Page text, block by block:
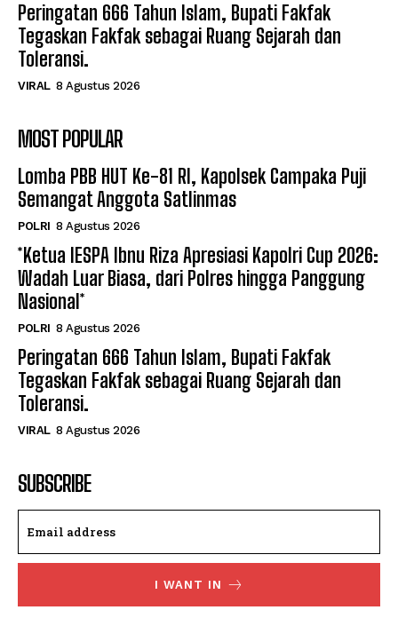
Peringatan 666 Tahun Islam, Bupati Fakfak
Tegaskan Fakfak sebagai Ruang Sejarah dan
Toleransi.
VIRAL 8 Agustus 2026
MOST POPULAR
Lomba PBB HUT Ke-81 RI, Kapolsek Campaka Puji
Semangat Anggota Satlinmas
POLRI 8 Agustus 2026
*Ketua IESPA Ibnu Riza Apresiasi Kapolri Cup 2026:
Wadah Luar Biasa, dari Polres hingga Panggung
Nasional*
POLRI 8 Agustus 2026
Peringatan 666 Tahun Islam, Bupati Fakfak
Tegaskan Fakfak sebagai Ruang Sejarah dan
Toleransi.
VIRAL 8 Agustus 2026
SUBSCRIBE
I WANT IN